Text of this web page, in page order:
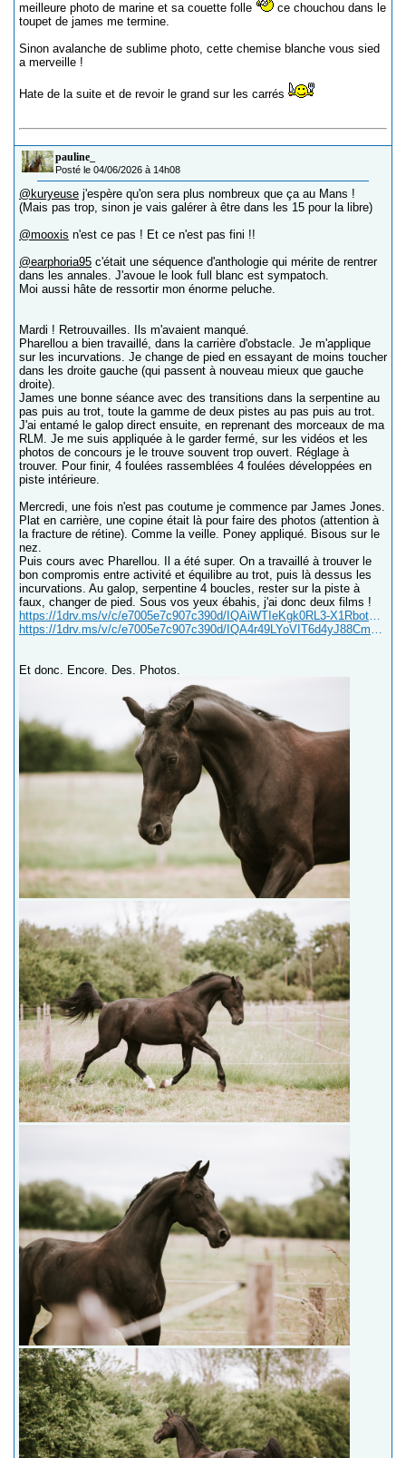
meilleure photo de marine et sa couette folle
ce chouchou dans le
toupet de james me termine.
Sinon avalanche de sublime photo, cette chemise blanche vous sied
a merveille !
Hate de la suite et de revoir le grand sur les carrés
pauline_
Posté le 04/06/2026 à 14h08
@kuryeuse j'espère qu'on sera plus nombreux que ça au Mans !
(Mais pas trop, sinon je vais galérer à être dans les 15 pour la libre)
@mooxis n'est ce pas ! Et ce n'est pas fini !!
@earphoria95 c'était une séquence d'anthologie qui mérite de rentrer
dans les annales. J'avoue le look full blanc est sympatoch.
Moi aussi hâte de ressortir mon énorme peluche.
Mardi ! Retrouvailles. Ils m'avaient manqué.
Pharellou a bien travaillé, dans la carrière d'obstacle. Je m'applique
sur les incurvations. Je change de pied en essayant de moins toucher
dans les droite gauche (qui passent à nouveau mieux que gauche
droite).
James une bonne séance avec des transitions dans la serpentine au
pas puis au trot, toute la gamme de deux pistes au pas puis au trot.
J'ai entamé le galop direct ensuite, en reprenant des morceaux de ma
RLM. Je me suis appliquée à le garder fermé, sur les vidéos et les
photos de concours je le trouve souvent trop ouvert. Réglage à
trouver. Pour finir, 4 foulées rassemblées 4 foulées développées en
piste intérieure.
Mercredi, une fois n'est pas coutume je commence par James Jones.
Plat en carrière, une copine était là pour faire des photos (attention à
la fracture de rétine). Comme la veille. Poney appliqué. Bisous sur le
nez.
Puis cours avec Pharellou. Il a été super. On a travaillé à trouver le
bon compromis entre activité et équilibre au trot, puis là dessus les
incurvations. Au galop, serpentine 4 boucles, rester sur la piste à
faux, changer de pied. Sous vos yeux ébahis, j'ai donc deux films !
https://1drv.ms/v/c/e7005e7c907c390d/IQAiWTIeKgk0RL3-X1RbotHzAdq5l73l28FTyX6z4tXjOmk?e=EhLRfn
https://1drv.ms/v/c/e7005e7c907c390d/IQA4r49LYoVIT6d4yJ88CmmOAcA4U9oLwWIZddfBnNgyDGU?e=9BYoYr
Et donc. Encore. Des. Photos.